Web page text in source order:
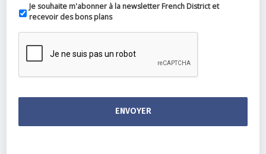
Je souhaite m'abonner à la newsletter French District et
recevoir des bons plans